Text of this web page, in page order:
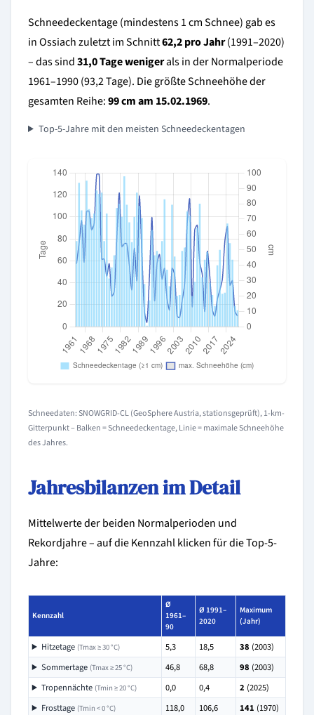
Schneedeckentage (mindestens 1 cm Schnee) gab es
in Ossiach zuletzt im Schnitt62,2 pro Jahr(1991–2020)
– das sind31,0 Tage wenigerals in der Normalperiode
1961–1990 (93,2 Tage). Die größte Schneehöhe der
gesamten Reihe:99 cm am 15.02.1969.
Top-5-Jahre mit den meisten Schneedeckentagen
Schneedaten: SNOWGRID-CL (GeoSphere Austria, stationsgeprüft), 1-km-
Gitterpunkt – Balken = Schneedeckentage, Linie = maximale Schneehöhe
des Jahres.
Jahresbilanzen im Detail
Mittelwerte der beiden Normalperioden und
Rekordjahre – auf die Kennzahl klicken für die Top-5-
Jahre:
Kennzahl
Ø
1961–
90
Ø 1991–
2020
Maximum
(Jahr)
Hitzetage (Tmax ≥ 30 °C) 5,3 18,5 38 (2003)
Sommertage (Tmax ≥ 25 °C) 46,8 68,8 98 (2003)
Tropennächte (Tmin ≥ 20 °C) 0,0 0,4 2 (2025)
Frosttage (Tmin < 0 °C) 118,0 106,6 141 (1970)